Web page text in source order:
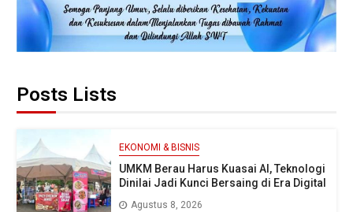
Posts Lists
EKONOMI & BISNIS
UMKM Berau Harus Kuasai AI, Teknologi
Dinilai Jadi Kunci Bersaing di Era Digital
Agustus 8, 2026